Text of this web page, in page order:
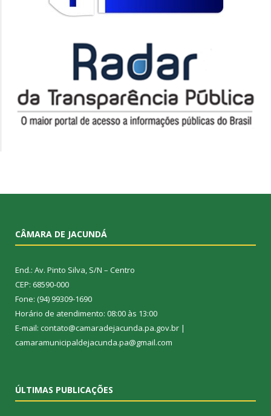
CÂMARA DE JACUNDÁ
End.: Av. Pinto Silva, S/N – Centro
CEP: 68590-000
Fone: (94) 99309-1690
Horário de atendimento: 08:00 às 13:00
E-mail: contato@camaradejacunda.pa.gov.br |
camaramunicipaldejacunda.pa@gmail.com
ÚLTIMAS PUBLICAÇÕES